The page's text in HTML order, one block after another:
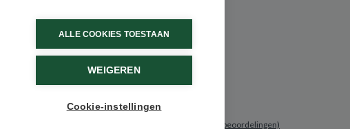
(531 beoordelingen)
ALLE COOKIES TOESTAAN
WEIGEREN
Cookie-instellingen